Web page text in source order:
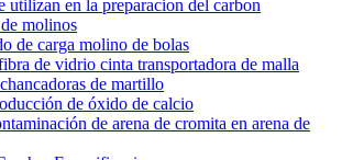
utilizan en la preparacion del carbon
molinos
de carga molino de bolas
de vidrio cinta transportadora de malla
de martillo
de óxido de calcio
de arena de cromita en arena de